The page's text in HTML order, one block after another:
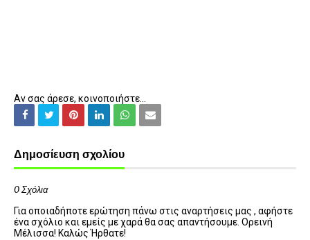
Αν σας άρεσε, κοινοποιήστε...
Δημοσίευση σχολίου
0 Σχόλια
Για οποιαδήποτε ερώτηση πάνω στις αναρτήσεις μας , αφήστε
ένα σχόλιο και εμείς με χαρά θα σας απαντήσουμε. Ορεινή
Μέλισσα! Καλώς Ήρθατε!